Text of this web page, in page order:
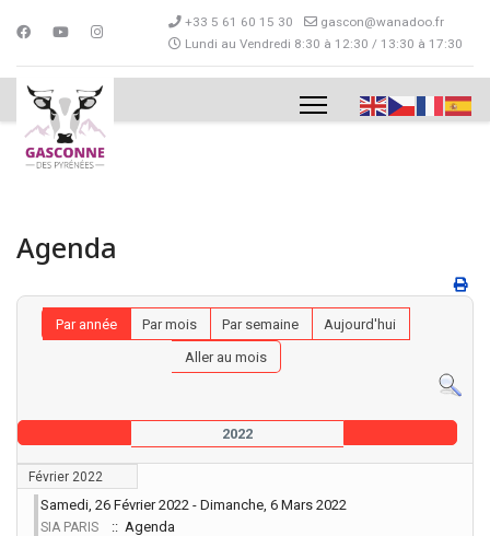
+33 5 61 60 15 30
gascon@wanadoo.fr
Lundi au Vendredi 8:30 à 12:30 / 13:30 à 17:30
Agenda
Par année Par mois Par semaine
Aujourd'hui
Aller au mois
2022
Février 2022
Samedi, 26 Février 2022 - Dimanche, 6 Mars 2022
SIA PARIS :: Agenda